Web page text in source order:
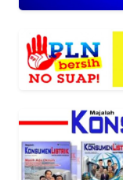
WN
NTT
WN
PAPUA